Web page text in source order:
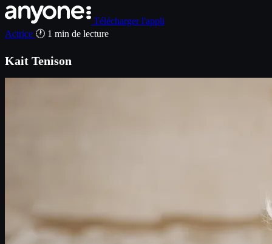
Télécharger l'appli
Actrice 🕐 1 min de lecture
Kait Tenison